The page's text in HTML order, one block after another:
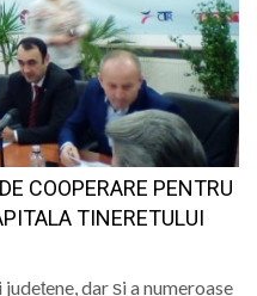
COOPERARE PENTRU
TINERETULUI
dar și a numeroase